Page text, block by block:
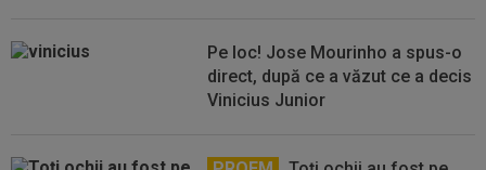
Pe loc! Jose Mourinho a spus-o
direct, după ce a văzut ce a decis
Vinicius Junior